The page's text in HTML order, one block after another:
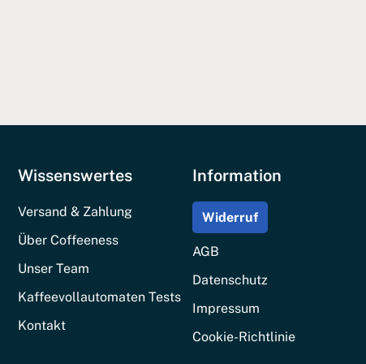
Wissenswertes
Versand & Zahlung
Über Coffeeness
Unser Team
Kaffeevollautomaten Tests
Kontakt
Information
Widerruf
AGB
Datenschutz
Impressum
Cookie-Richtlinie